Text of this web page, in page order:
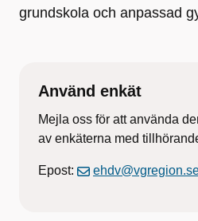
grundskola och anpassad
Använd enkät
Mejla oss för att använda
av enkäterna med
Epost: